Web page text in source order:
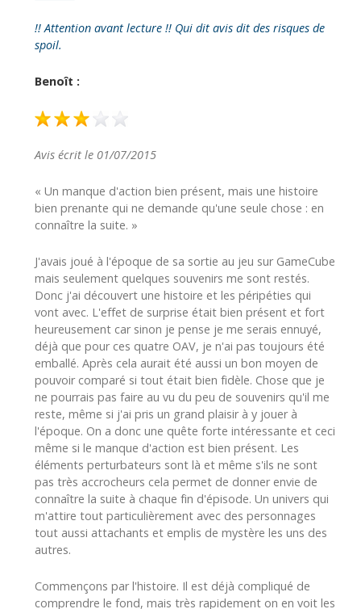
!! Attention avant lecture !! Qui dit avis dit des risques de
spoil.
Benoît :
Avis écrit le 01/07/2015
« Un manque d'action bien présent, mais une histoire
bien prenante qui ne demande qu'une seule chose : en
connaître la suite. »
J'avais joué à l'époque de sa sortie au jeu sur GameCube
mais seulement quelques souvenirs me sont restés.
Donc j'ai découvert une histoire et les péripéties qui
vont avec. L'effet de surprise était bien présent et fort
heureusement car sinon je pense je me serais ennuyé,
déjà que pour ces quatre OAV, je n'ai pas toujours été
emballé. Après cela aurait été aussi un bon moyen de
pouvoir comparé si tout était bien fidèle. Chose que je
ne pourrais pas faire au vu du peu de souvenirs qu'il me
reste, même si j'ai pris un grand plaisir à y jouer à
l'époque. On a donc une quête forte intéressante et ceci
même si le manque d'action est bien présent. Les
éléments perturbateurs sont là et même s'ils ne sont
pas très accrocheurs cela permet de donner envie de
connaître la suite à chaque fin d'épisode. Un univers qui
m'attire tout particulièrement avec des personnages
tout aussi attachants et emplis de mystère les uns des
autres.
Commençons par l'histoire. Il est déjà compliqué de
comprendre le fond, mais très rapidement on en voit les